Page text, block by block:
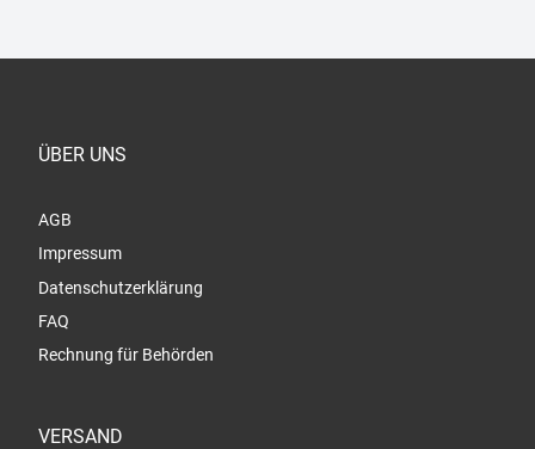
ÜBER UNS
AGB
Impressum
Datenschutzerklärung
FAQ
Rechnung für Behörden
VERSAND